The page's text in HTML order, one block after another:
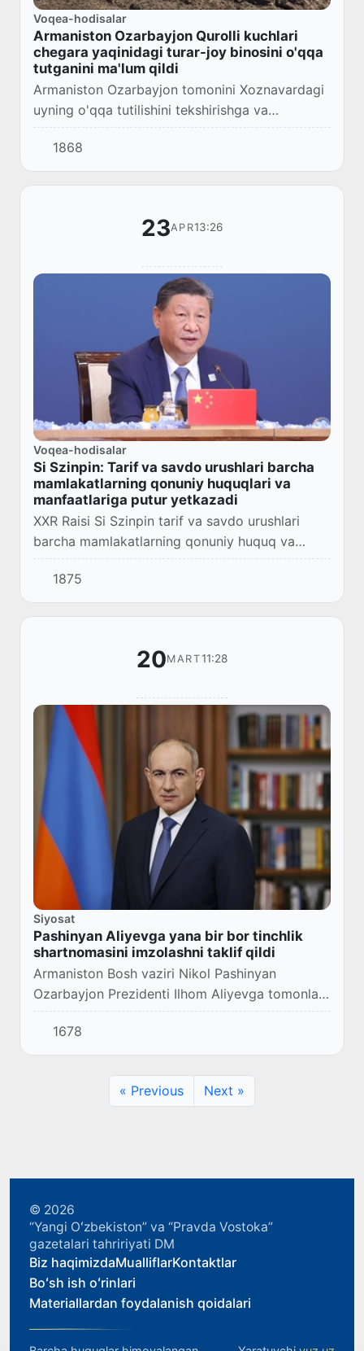
Voqea-hodisalar
Armaniston Ozarbayjon Qurolli kuchlari
chegara yaqinidagi turar-joy binosini o'qqa
tutganini ma'lum qildi
Armaniston Ozarbayjon tomonini Xoznavardagi
uyning o'qqa tutilishini tekshirishga va
jamoatchilikka tushuntirish berishga chaqirdi.
1868
23APR13:26
Voqea-hodisalar
Si Szinpin: Tarif va savdo urushlari barcha
mamlakatlarning qonuniy huquqlari va
manfaatlariga putur yetkazadi
XXR Raisi Si Szinpin tarif va savdo urushlari
barcha mamlakatlarning qonuniy huquq va
manfaatlariga putur yetkazadi, ko'p tomonlama
savdo tizimiga zarar keltiradi va jahon iqtisodi...
1875
20MART11:28
Siyosat
Pashinyan Aliyevga yana bir bor tinchlik
shartnomasini imzolashni taklif qildi
Armaniston Bosh vaziri Nikol Pashinyan
Ozarbayjon Prezidenti Ilhom Aliyevga tomonlar
kelishgan tinchlik shartnomasini imzolash
bo'yicha maslahatlashuvlarni boshlashni taklif
qildi.
1678
« Previous Next »
© 2026
“Yangi Oʻzbekiston” va “Pravda Vostoka”
gazetalari tahririyati DM
Biz haqimizdaMualliflarKontaktlar
Boʻsh ish oʻrinlari
Materiallardan foydalanish qoidalari